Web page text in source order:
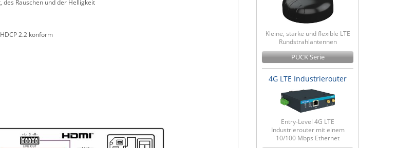
des Rauschen und der Helligkeit
2.2 konform
Kleine, starke und flexible LTE
Rundstrahlantennen
PUCK Serie
4G LTE Industrierouter
Entry-Level 4G LTE
Industrierouter mit einem
10/100 Mbps Ethernet